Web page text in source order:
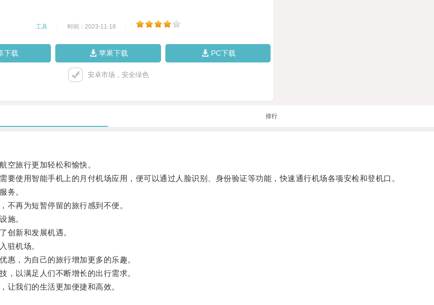
工具 时间：2023-11-18
下载 苹果下载 PC下载
安卓市场，安全绿色
排行
旅行更加轻松和愉快。
使用智能手机上的月付机场应用，便可以通过人脸识别、身份验证等功能，快速通行机场各项安检和登机口。
务。
再为短暂停留的旅行感到不便。
施。
新和发展机遇。
驻机场。
，为自己的旅行增加更多的乐趣。
以满足人们不断增长的出行需求。
我们的生活更加便捷和高效。